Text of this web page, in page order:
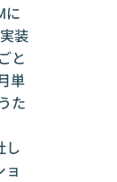
に
装
と
単
た
し